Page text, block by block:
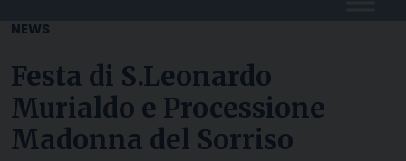
NEWS
Festa di S.Leonardo
Murialdo e Processione
Madonna del Sorriso